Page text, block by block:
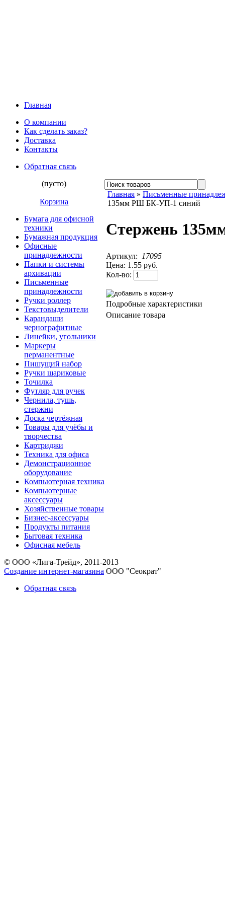
Главная
О компании
Как сделать заказ?
Доставка
Контакты
Обратная связь
(пусто)
Корзина
Бумага для офисной
техники
Бумажная продукция
Офисные
принадлежности
Папки и системы
архивации
Письменные
принадлежности
Ручки роллер
Текстовыделители
Карандаши
чернографитные
Линейки, угольники
Маркеры
перманентные
Пишущий набор
Ручки шариковые
Точилка
Футляр для ручек
Чернила, тушь,
стержни
Доска чертёжная
Товары для учёбы и
творчества
Картриджи
Техника для офиса
Демонстрационное
оборудование
Компьютерная техника
Компьютерные
аксессуары
Хозяйственные товары
Бизнес-аксессуары
Продукты питания
Бытовая техника
Офисная мебель
Главная » Письменные
135мм РШ БК-УП-1 синий
Стержень
Артикул:
17095
Цена: 1.55 руб.
Кол-во:
Подробные характеристики
Описание товара
© ООО «Лига-Трейд», 2011-2013
Создание интернет-магазина ООО "Сеократ"
Обратная связь